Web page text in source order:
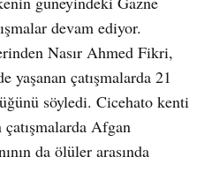
devam ediyor.
Nasır Ahmed Fikri,
yaşanan çatışmalarda 21
söyledi. Cicehato kenti
Afgan
da ölüler arasında